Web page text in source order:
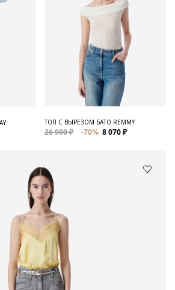
ТОП С ВЫРЕЗОМ БАТО REMMY
26 900 ₽ -70% 8 070 ₽